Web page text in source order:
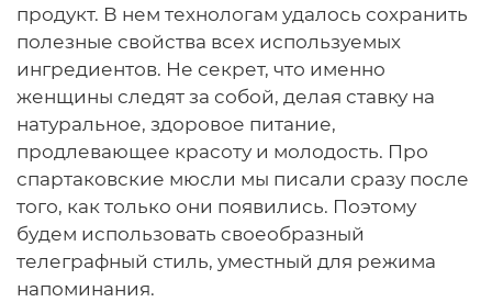
продукт. В нем технологам удалось сохранить
полезные свойства всех используемых
ингредиентов. Не секрет, что именно
женщины следят за собой, делая ставку на
натуральное, здоровое питание,
продлевающее красоту и молодость. Про
спартаковские мюсли мы писали сразу после
того, как только они появились. Поэтому
будем использовать своеобразный
телеграфный стиль, уместный для режима
напоминания.